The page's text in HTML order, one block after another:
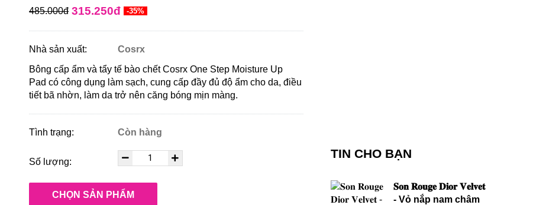
485.000đ 315.250đ -35%
Nhà sản xuất:
Cosrx
Bông cấp ẩm và tẩy tế bào chết Cosrx One Step Moisture Up
Padcó công dụng làm sạch, cung cấp đầy đủ độ ẩm cho da, điều
tiết bã nhờn, làm da trở nên căng bóng mịn màng.
Tình trạng: Còn hàng
Số lượng:
CHỌN SẢN PHẨM
TIN CHO BẠN
𝐒𝐨𝐧 𝐑𝐨𝐮𝐠𝐞 𝐃𝐢𝐨𝐫 𝐕𝐞𝐥𝐯𝐞𝐭
- Vỏ nắp nam châm